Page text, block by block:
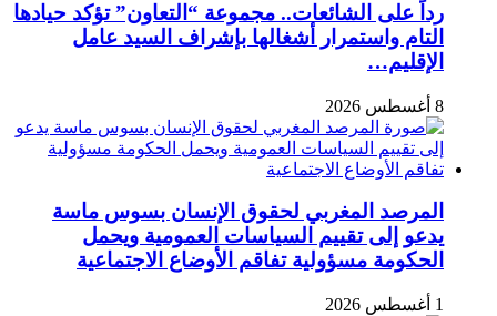
رداً على الشائعات.. مجموعة “التعاون” تؤكد حيادها
التام واستمرار أشغالها بإشراف السيد عامل
الإقليم…
8 أغسطس 2026
المرصد المغربي لحقوق الإنسان بسوس ماسة
يدعو إلى تقييم السياسات العمومية ويحمل
الحكومة مسؤولية تفاقم الأوضاع الاجتماعية
1 أغسطس 2026